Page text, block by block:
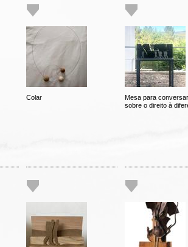
Colar
Mesa para conversar
sobre o direito à